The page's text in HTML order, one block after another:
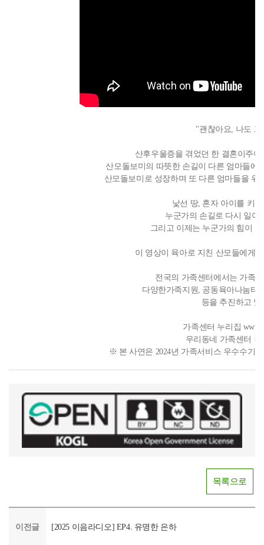
"괜찮아요, 나도
산후우울증을 겪었던 한 결혼이주
산모돌보미의 따뜻한 손길이 다른 엄마들
산모돌보미로 성장하며 또 다른 엄마들을 위
낯선 땅, 혼자 아이를 키
누군가의 손길로 다시 일
그리고 이제는 누군가의 힘이
이 영상이 육아로 지친 산모들에게
전국의 가족센터에서는 가족
다양한가족지원, 공동육아나눔터
등을 추진하고 있
가족센터 누리집
우리동네 가족센터 찾
※ 본 사연은 2024년 가족서비스 우수수기
목록으로
이전글 [2025 이음라디오] EP4. 유명한 은하